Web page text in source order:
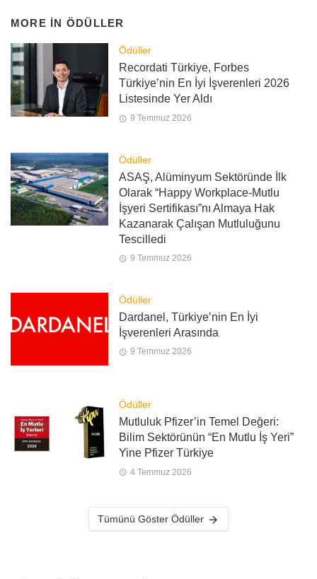
MORE IN ÖDÜLLER
Ödüller
Recordati Türkiye, Forbes
Türkiye’nin En İyi İşverenleri 2026
Listesinde Yer Aldı
9 Temmuz 2026
Ödüller
ASAŞ, Alüminyum Sektöründe İlk
Olarak “Happy Workplace-Mutlu
İşyeri Sertifikası”nı Almaya Hak
Kazanarak Çalışan Mutluluğunu
Tescilledi
9 Temmuz 2026
Ödüller
Dardanel, Türkiye’nin En İyi
İşverenleri Arasında
9 Temmuz 2026
Ödüller
Mutluluk Pfizer’in Temel Değeri:
Bilim Sektörünün “En Mutlu İş Yeri”
Yine Pfizer Türkiye
4 Temmuz 2026
Tümünü Göster Ödüller